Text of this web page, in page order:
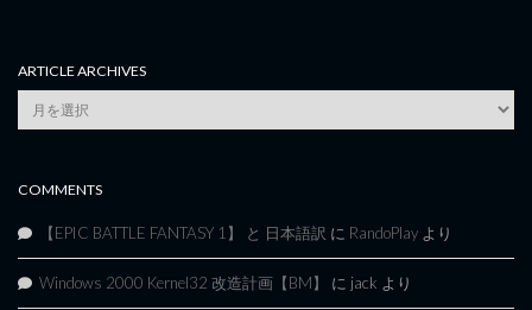
ARTICLE ARCHIVES
Article
Archives
COMMENTS
【EPIC BATTLE FANTASY 1】 と 日本語訳 に RandoPlay より
Windows 2000 Kernel32 改造計画【BM】 に jack より